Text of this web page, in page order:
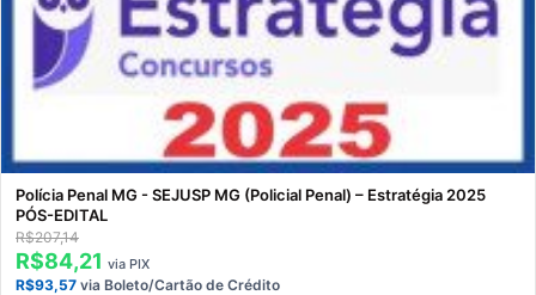
Polícia Penal MG - SEJUSP MG (Policial Penal) – Estratégia 2025
PÓS-EDITAL
R$207,14
R$84,21 via PIX
R$93,57 via Boleto/Cartão de Crédito